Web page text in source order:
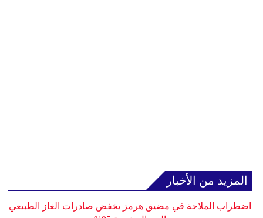
المزيد من الأخبار
اضطراب الملاحة في مضيق هرمز يخفض صادرات الغاز الطبيعي